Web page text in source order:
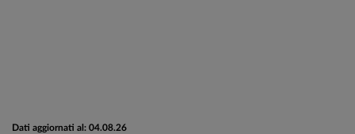
Dati aggiornati al: 04.08.26